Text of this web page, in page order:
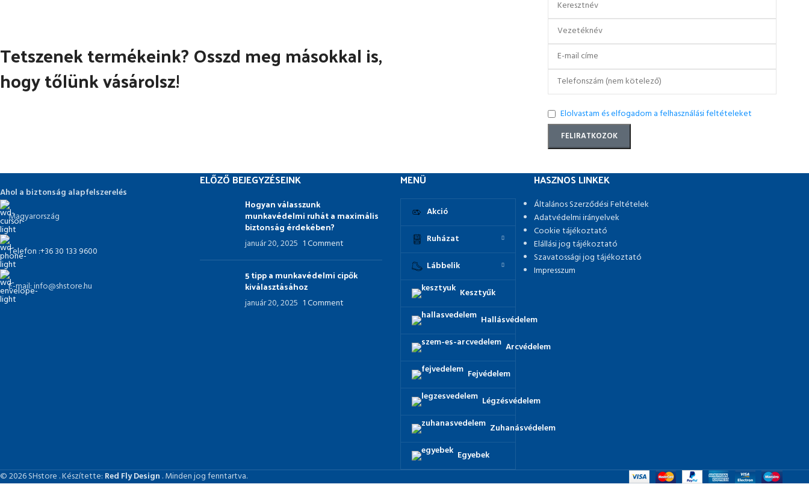
Tetszenek termékeink? Osszd meg másokkal is,
hogy tőlünk vásárolsz!
Elolvastam és elfogadom a felhasználási feltételeket
Ahol a biztonság alapfelszerelés
Magyarország
Telefon :+36 30 133 9600
E-mail: info@shstore.hu
ELŐZŐ BEJEGYZÉSEINK
Hogyan válasszunk
munkavédelmi ruhát a maximális
biztonság érdekében?
január 20, 2025 1 Comment
5 tipp a munkavédelmi cipők
kiválasztásához
január 20, 2025 1 Comment
MENÜ
Akció
Ruházat
Lábbelik
Kesztyűk
Hallásvédelem
Arcvédelem
Fejvédelem
Légzésvédelem
Zuhanásvédelem
Egyebek
HASZNOS LINKEK
Általános Szerződési Feltételek
Adatvédelmi irányelvek
Cookie tájékoztató
Elállási jog tájékoztató
Szavatossági jog tájékoztató
Impresszum
© 2026 SHstore . Készítette: Red Fly Design . Minden jog fenntartva.